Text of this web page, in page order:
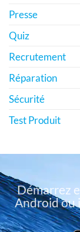
Presse
Quiz
Recrutement
Réparation
Sécurité
Test Produit
Démarrez
Android ou